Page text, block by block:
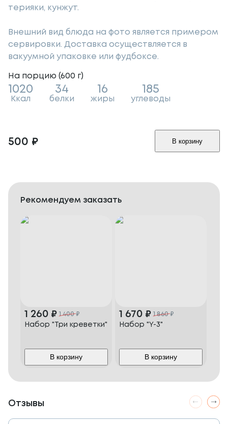
терияки, кунжут.
Внешний вид блюда на фото является примером
сервировки. Доставка осуществляется в
вакуумной упаковке или фудбоксе.
На порцию (600 г)
1020
Ккал
34
белки
16
жиры
185
углеводы
500 ₽ В корзину
Рекомендуем заказать
1 260 ₽ 1 400₽
Набор "Три креветки"
В корзину
1 670 ₽ 1 860₽
Набор "Y-3"
В корзину
Отзывы